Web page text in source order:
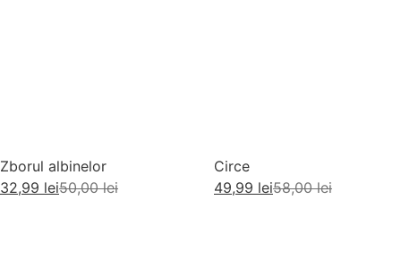
Zborul albinelor
50,00lei
32,99 lei
Circe
58,00lei
49,99 lei